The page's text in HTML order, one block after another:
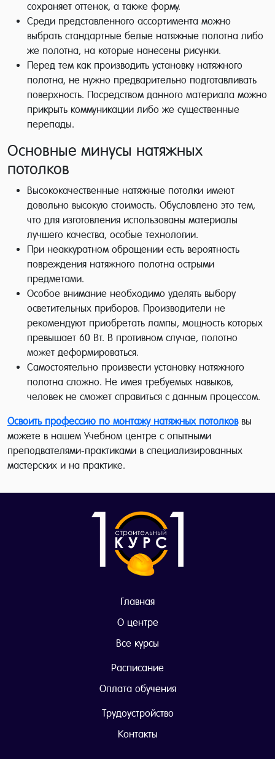
сохраняет оттенок, а также форму.
Среди представленного ассортимента можно
выбрать стандартные белые натяжные полотна либо
же полотна, на которые нанесены рисунки.
Перед тем как производить установку натяжного
полотна, не нужно предварительно подготавливать
поверхность. Посредством данного материала можно
прикрыть коммуникации либо же существенные
перепады.
Основные минусы натяжных
потолков
Высококачественные натяжные потолки имеют
довольно высокую стоимость. Обусловлено это тем,
что для изготовления использованы материалы
лучшего качества, особые технологии.
При неаккуратном обращении есть вероятность
повреждения натяжного полотна острыми
предметами.
Особое внимание необходимо уделять выбору
осветительных приборов. Производители не
рекомендуют приобретать лампы, мощность которых
превышает 60 Вт. В противном случае, полотно
может деформироваться.
Самостоятельно произвести установку натяжного
полотна сложно. Не имея требуемых навыков,
человек не сможет справиться с данным процессом.
Освоить профессию по монтажу натяжных потолковвы
можете в нашем Учебном центре с опытными
преподвателями-практиками в специализированных
мастерских и на практике.
Главная
О центре
Все курсы
Расписание
Оплата обучения
Трудоустройство
Контакты